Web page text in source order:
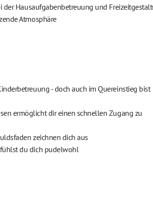
Hausaufgabenbetreuung und
Atmosphäre
- doch auch im Quereinstieg bist
ermöglicht dir einen schnellen Zugang zu
zeichnen dich aus
du dich pudelwohl